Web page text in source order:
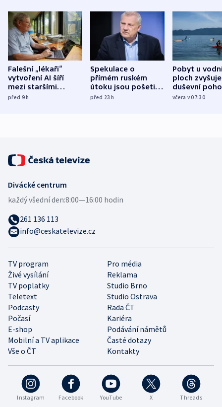
Falešní „lékaři“
vytvoření AI šíří
mezi staršími
Poláky nebezpečné
před 9h
Spekulace o
přímém ruském
útoku jsou pošetilé,
míní estonský
před 23h
Pobyt u
ploch zvyšuje
duševní
ukázala
včera v 07:30
Instagram Facebook YouTube X Threads
TV program
Pro média
Živé vysílání
Reklama
TV poplatky
Studio Brno
Teletext
Studio Ostrava
Podcasty
Rada ČT
Počasí
Kariéra
E-shop
Podávání námětů
Mobilní a TV aplikace
Časté dotazy
Vše o ČT
Kontakty
Divácké centrum
každý všední den:8:00—16:00 hodin
261 136 113
info@ceskatelevize.cz